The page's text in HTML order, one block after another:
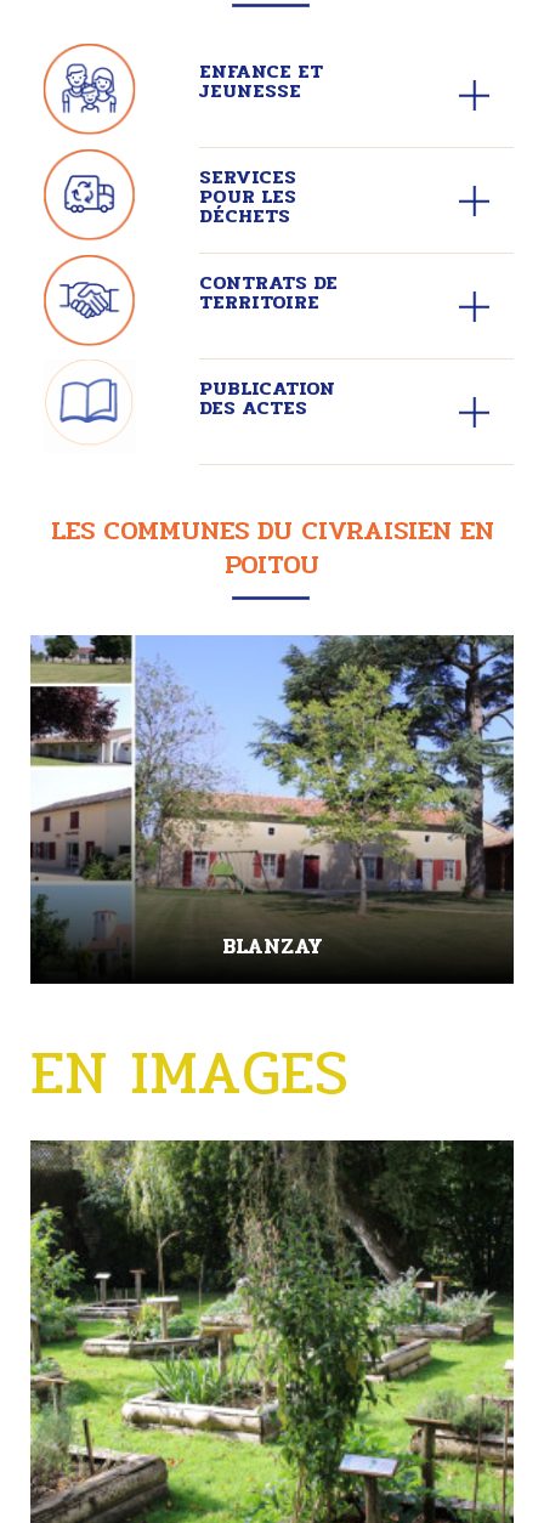
ENFANCE ET
JEUNESSE
SERVICES
POUR LES
DÉCHETS
CONTRATS DE
TERRITOIRE
PUBLICATION
DES ACTES
LES COMMUNES DU CIVRAISIEN EN
POITOU
BLANZAY
EN IMAGES